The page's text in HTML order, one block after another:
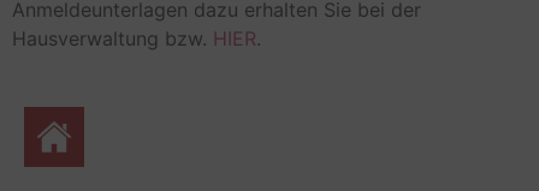
Anmeldeunterlagen dazu erhalten Sie bei der
Hausverwaltung bzw. HIER.